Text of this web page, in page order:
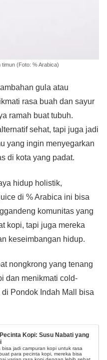
(Foto: % Arabica)
gula atau
rasa buah dan sayur
ramah buat tubuh.
sehat, tapi juga jadi
yang ingin menyegarkan
di kota yang padat.
hidup holistik,
di % Arabica ini bisa
komunitas yang
kopi, tapi juga mereka
keseimbangan hidup.
nongkrong yang tenang
dan menikmati cold-
Pondok Indah Mall bisa
Kopi: Susu Nabati yang
jadi campuran kopi untuk rasa
para pecinta kopi, mereka bisa